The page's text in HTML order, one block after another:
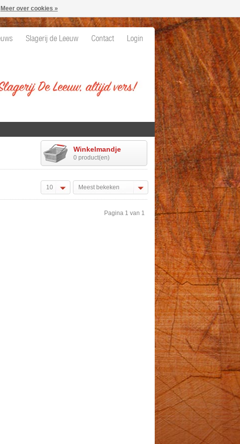
Slagerij de Leeuw Contact Login
Winkelmandje
0 product(en)
10 Meest bekeken
Pagina 1 van 1
Meer over cookies »